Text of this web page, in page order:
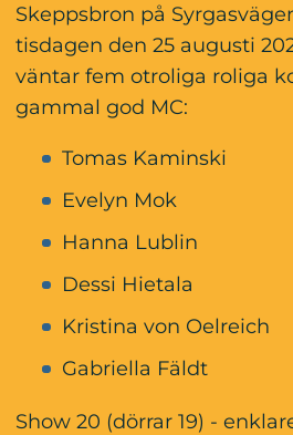
Skeppsbron på
tisdagen den 25 augusti
väntar fem otroliga roliga
gammal god MC:
Tomas Kaminski
Evelyn Mok
Hanna Lublin
Dessi Hietala
Kristina von Oelreich
Gabriella Fäldt
Show 20 (dörrar 19) -